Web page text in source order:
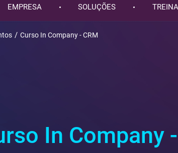
EMPRESA SOLUÇÕES
Curso In Company - CRM
In Company